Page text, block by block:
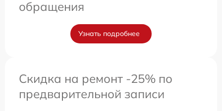
обращения
Узнать подробнее
Скидка на ремонт -25% по
предварительной записи